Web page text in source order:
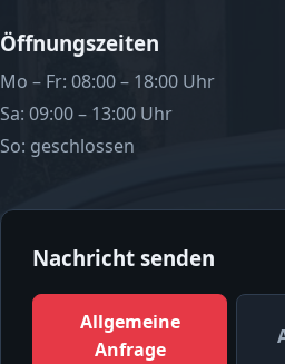
Öffnungszeiten
Mo – Fr: 08:00 – 18:00 Uhr
Sa: 09:00 – 13:00 Uhr
So: geschlossen
Nachricht senden
Allgemeine
Anfrage